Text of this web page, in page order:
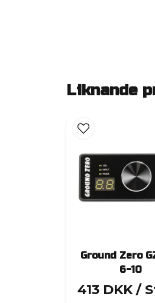
Liknande
Ground Zero
6-10
413 DKK /